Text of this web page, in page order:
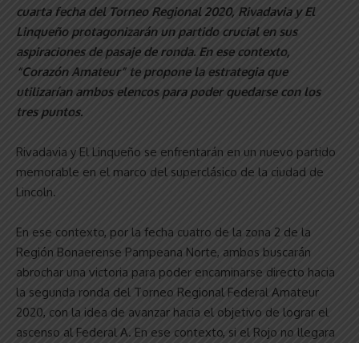
cuarta fecha del Torneo Regional 2020, Rivadavia y El
Linqueño protagonizarán un partido crucial en sus
aspiraciones de pasaje de ronda. En ese contexto,
“Corazón Amateur” te propone la estrategia que
utilizarían ambos elencos para poder quedarse con los
tres puntos.
Rivadavia y El Linqueño se enfrentarán en un nuevo partido
memorable en el marco del superclásico de la ciudad de
Lincoln.
En ese contexto, por la fecha cuatro de la zona 2 de la
Región Bonaerense Pampeana Norte, ambos buscarán
abrochar una victoria para poder encaminarse directo hacia
la segunda ronda del Torneo Regional Federal Amateur
2020, con la idea de avanzar hacia el objetivo de lograr el
ascenso al Federal A. En ese contexto, si el Rojo no llegara